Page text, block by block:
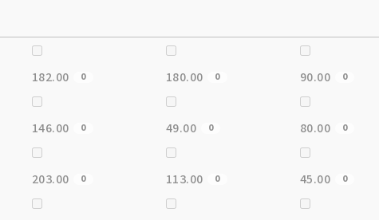
182.00 0 180.00 0 90.00 0
146.00 0 49.00 0 80.00 0
203.00 0 113.00 0 45.00 0